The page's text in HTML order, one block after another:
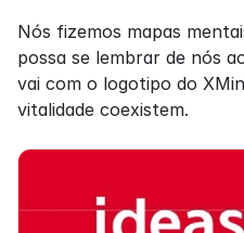
Nós fizemos mapas
possa se lembrar de nós
vai com o logotipo do
vitalidade coexistem.